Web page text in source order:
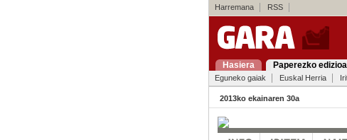
Harremana RSS
Hasiera Paperezko edizioa
Eguneko gaiak Euskal Herria
2013ko ekainaren 30a